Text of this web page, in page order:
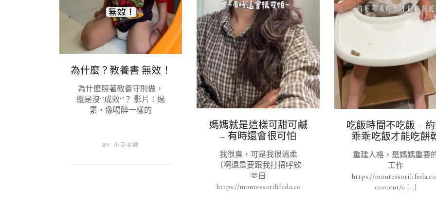
為什麼？教養書 無效！
為什麽照著教養守則做，
還是沒‘’成效‘’？ 影片：過
累，像喝醉一樣的
BY 小艾老師
媽媽就是這樣可甜可鹹
– 有時還會很可怕
我很臭，可是我很溫柔
（啊還是要跟我打招呼欸
🫶🏻
https://montessorilifeda.co
吃飯時間不吃飯 –
乖乖吃飯才能吃餅
重建人格，是媽媽重要
工作
https://
content/u […]